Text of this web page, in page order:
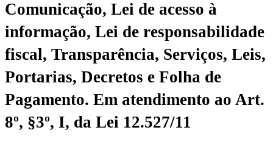
Comunicação, Lei de acesso à
informação, Lei de responsabilidade
fiscal, Transparência, Serviços, Leis,
Portarias, Decretos e Folha de
Pagamento. Em atendimento ao Art.
8º, §3º, I, da Lei 12.527/11